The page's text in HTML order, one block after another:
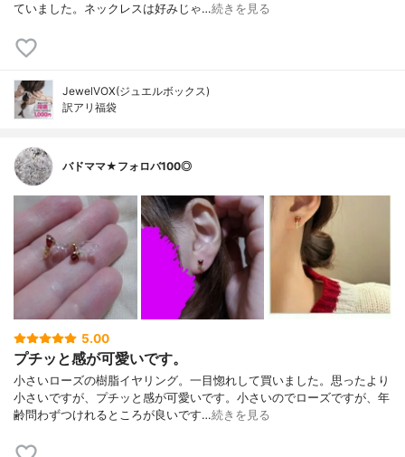
ていました。ネックレスは好みじゃ…続きを見る
JewelVOX(ジュエルボックス)
訳アリ福袋
バドママ★フォロバ100◎
5.00
プチッと感が可愛いです。
小さいローズの樹脂イヤリング。一目惚れして買いました。思ったより
小さいですが、プチッと感が可愛いです。小さいのでローズですが、年
齢問わずつけれるところが良いです…続きを見る